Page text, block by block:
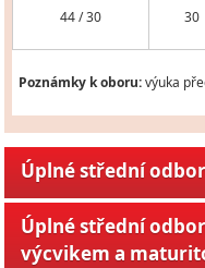
44 / 30 30
Poznámky k oboru:výuka
Úplné střední
Úplné střední
výcvikem a